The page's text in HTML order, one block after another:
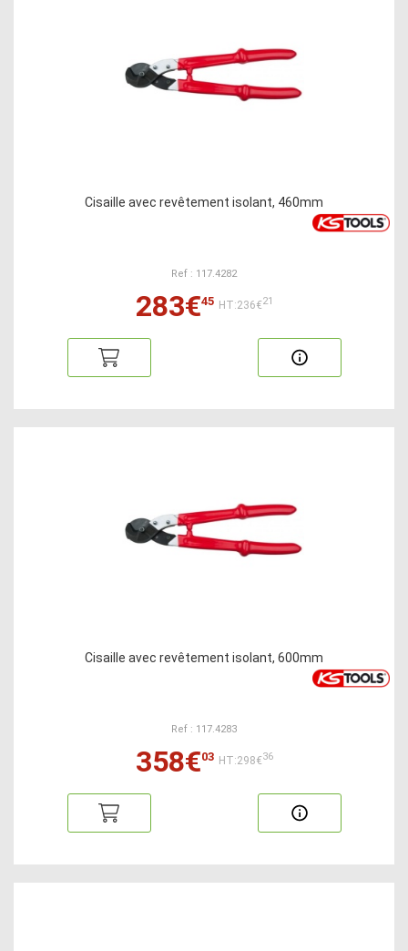
Cisaille avec revêtement isolant, 460mm
Ref : 117.4282
283€45 HT:236€21
Cisaille avec revêtement isolant, 600mm
Ref : 117.4283
358€03 HT:298€36